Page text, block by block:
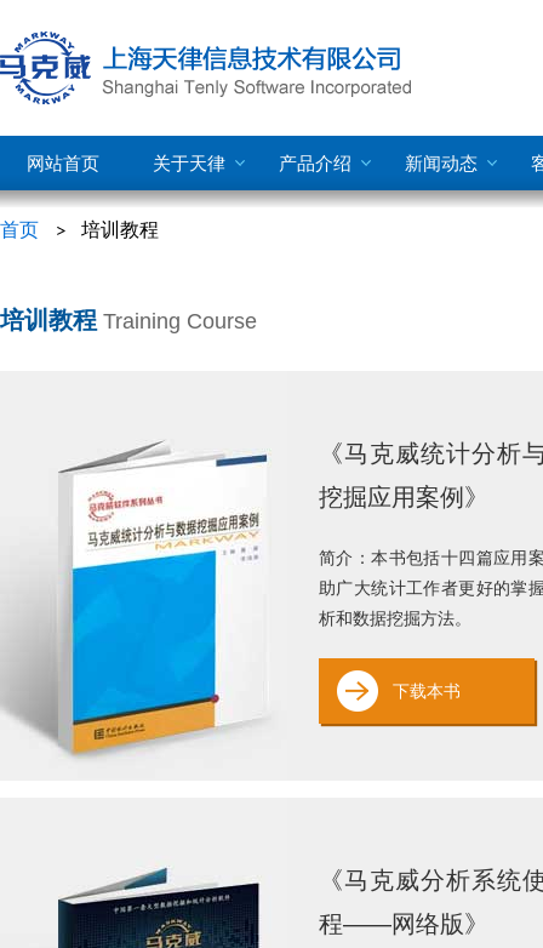
网站首页 关于天律 产品介绍 新闻动态
首页 培训教程
培训教程 Training Course
《马克威统计分析
挖掘应用案例》
简介：本书包括十四篇应用
助广大统计工作者更好的掌
析和数据挖掘方法。
下载本书
《马克威分析系统
程——网络版》